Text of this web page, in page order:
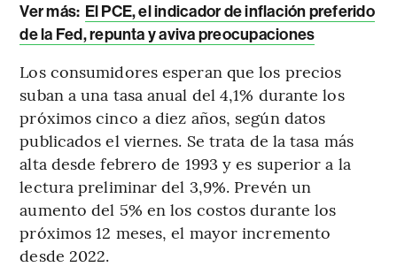
Ver más: El PCE, el indicador de inflación preferido
de la Fed, repunta y aviva preocupaciones
Los consumidores esperan que los precios
suban a una tasa anual del 4,1% durante los
próximos cinco a diez años, según datos
publicados el viernes. Se trata de la tasa más
alta desde febrero de 1993 y es superior a la
lectura preliminar del 3,9%. Prevén un
aumento del 5% en los costos durante los
próximos 12 meses, el mayor incremento
desde 2022.